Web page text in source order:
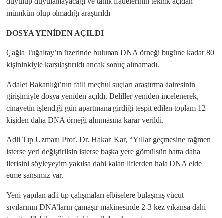
mümkün olup olmadığı araştırıldı.
DOSYA YENİDEN AÇILDI
Çağla Tuğaltay’ın üzerinde bulunan DNA örneği bugüne kadar 80
kişininkiyle karşılaştırıldı ancak sonuç alınamadı.
Adalet Bakanlığı’nın faili meçhul suçları araştırma dairesinin
girişimiyle dosya yeniden açıldı. Deliller yeniden incelenerek,
cinayetin işlendiği gün apartmana girdiği tespit edilen toplam 12
kişiden daha DNA örneği alınmasına karar verildi.
Adli Tıp Uzmanı Prof. Dr. Hakan Kar, “Yıllar geçmesine rağmen
isterse yeri değiştirilsin isterse başka yere gömülsün hatta daha
ilerisini söyleyeyim yakılsa dahi kalan liflerden hala DNA elde
etme şansımız var.
Yeni yapılan adli tıp çalışmaları elbiselere bulaşmış vücut
sıvılarının DNA’ların çamaşır makinesinde 2-3 kez yıkansa dahi